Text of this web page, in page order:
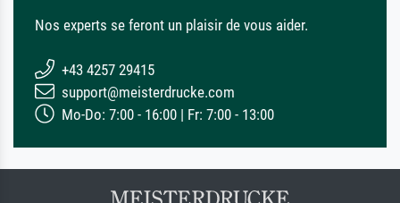
Nos experts se feront un plaisir de vous aider.
+43 4257 29415
support@meisterdrucke.com
Mo-Do: 7:00 - 16:00 | Fr: 7:00 - 13:00